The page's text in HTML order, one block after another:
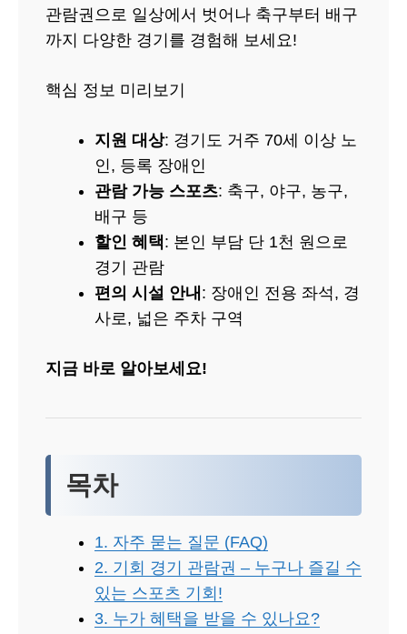
관람권으로 일상에서 벗어나 축구부터 배구
까지 다양한 경기를 경험해 보세요!
핵심 정보 미리보기
지원 대상: 경기도 거주 70세 이상 노
인, 등록 장애인
관람 가능 스포츠: 축구, 야구, 농구,
배구 등
할인 혜택: 본인 부담 단 1천 원으로
경기 관람
편의 시설 안내 : 장애인 전용 좌석, 경
사로, 넓은 주차 구역
지금 바로 알아보세요!
목차
1. 자주 묻는 질문 (FAQ)
2. 기회 경기 관람권 – 누구나 즐길 수
있는 스포츠 기회!
3. 누가 혜택을 받을 수 있나요?